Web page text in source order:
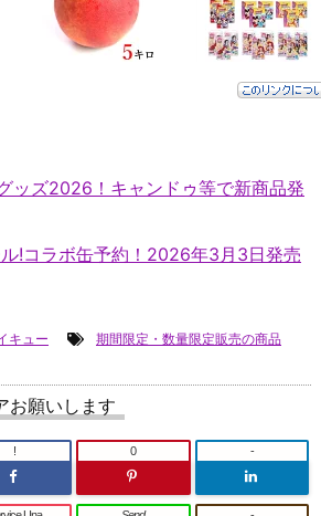
ッズ2026！キャンドゥ等で新商品発
!コラボ缶予約！2026年3月3日発売
キュー 期間限定・数量限定販売の商品
お願いします
! 0 -